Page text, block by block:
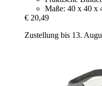
Maße: 40 x 40 x
€ 20,49
Zustellung bis 13.